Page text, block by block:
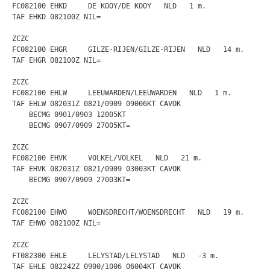
FC082100 EHKD     DE KOOY/DE KOOY   NLD   1 m.
TAF EHKD 082100Z NIL=
ZCZC
FC082100 EHGR     GILZE-RIJEN/GILZE-RIJEN   NLD   14 m.
TAF EHGR 082100Z NIL=
ZCZC
FC082100 EHLW     LEEUWARDEN/LEEUWARDEN   NLD   1 m.
TAF EHLW 082031Z 0821/0909 09006KT CAVOK
    BECMG 0901/0903 12005KT
    BECMG 0907/0909 27005KT=
ZCZC
FC082100 EHVK     VOLKEL/VOLKEL   NLD   21 m.
TAF EHVK 082031Z 0821/0909 03003KT CAVOK
    BECMG 0907/0909 27003KT=
ZCZC
FC082100 EHWO     WOENSDRECHT/WOENSDRECHT   NLD   19 m.
TAF EHWO 082100Z NIL=
ZCZC
FT082300 EHLE     LELYSTAD/LELYSTAD   NLD   -3 m.
TAF EHLE 082242Z 0900/1006 06004KT CAVOK